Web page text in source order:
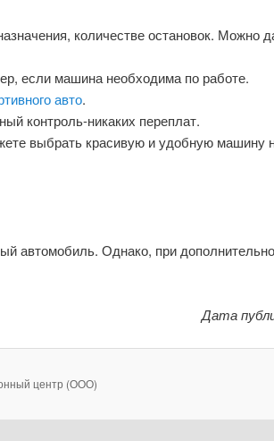
количестве остановок. Можно
если машина необходима по работе.
авто.
контроль-никаких переплат.
выбрать красивую и удобную машину
автомобиль. Однако, при
Дата
центр (ООО)